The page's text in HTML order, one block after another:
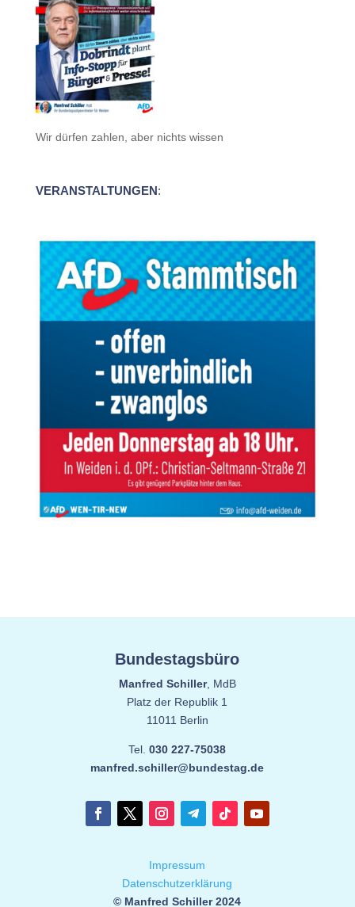
Wir dürfen zahlen, aber nichts wissen
VERANSTALTUNGEN:
Bundestagsbüro
Manfred Schiller, MdB
Platz der Republik 1
11011 Berlin
Tel.030 227-75038
manfred.schiller@bundestag.de
Impressum
Datenschutzerklärung
© Manfred Schiller 2024